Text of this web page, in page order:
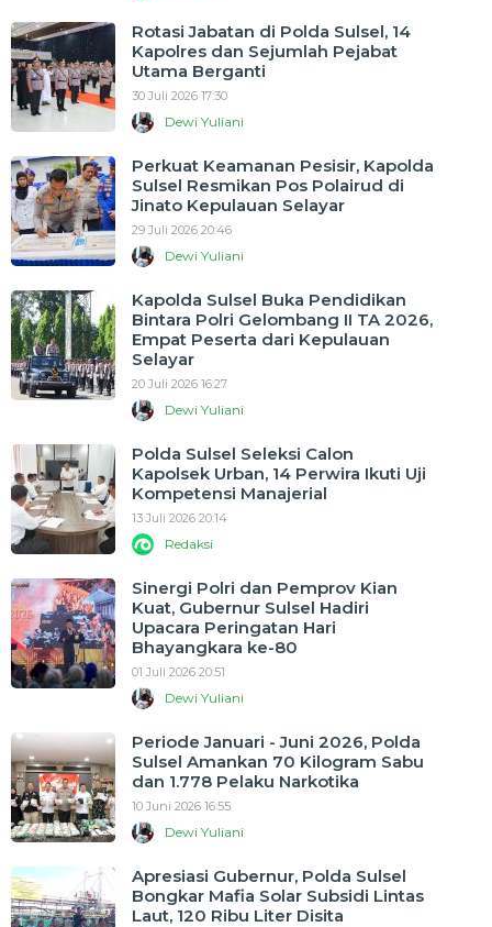
Rotasi Jabatan di Polda Sulsel, 14
Kapolres dan Sejumlah Pejabat
Utama Berganti
30 Juli 2026 17:30
Dewi Yuliani
Perkuat Keamanan Pesisir, Kapolda
Sulsel Resmikan Pos Polairud di
Jinato Kepulauan Selayar
29 Juli 2026 20:46
Dewi Yuliani
Kapolda Sulsel Buka Pendidikan
Bintara Polri Gelombang II TA 2026,
Empat Peserta dari Kepulauan
Selayar
20 Juli 2026 16:27
Dewi Yuliani
Polda Sulsel Seleksi Calon
Kapolsek Urban, 14 Perwira Ikuti Uji
Kompetensi Manajerial
13 Juli 2026 20:14
Redaksi
Sinergi Polri dan Pemprov Kian
Kuat, Gubernur Sulsel Hadiri
Upacara Peringatan Hari
Bhayangkara ke-80
01 Juli 2026 20:51
Dewi Yuliani
Periode Januari - Juni 2026, Polda
Sulsel Amankan 70 Kilogram Sabu
dan 1.778 Pelaku Narkotika
10 Juni 2026 16:55
Dewi Yuliani
Apresiasi Gubernur, Polda Sulsel
Bongkar Mafia Solar Subsidi Lintas
Laut, 120 Ribu Liter Disita